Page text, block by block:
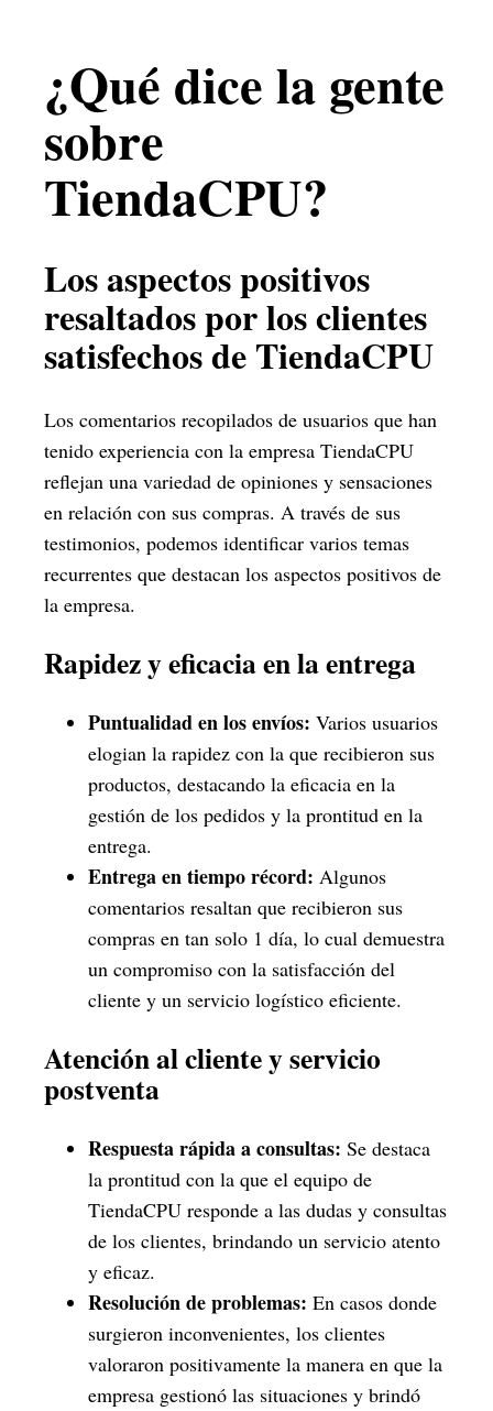
¿Qué dice la gente
sobre
TiendaCPU?
Los aspectos positivos
resaltados por los clientes
satisfechos de TiendaCPU
Los comentarios recopilados de usuarios que han
tenido experiencia con la empresa TiendaCPU
reflejan una variedad de opiniones y sensaciones
en relación con sus compras. A través de sus
testimonios, podemos identificar varios temas
recurrentes que destacan los aspectos positivos de
la empresa.
Rapidez y eficacia en la entrega
Puntualidad en los envíos: Varios usuarios
elogian la rapidez con la que recibieron sus
productos, destacando la eficacia en la
gestión de los pedidos y la prontitud en la
entrega.
Entrega en tiempo récord: Algunos
comentarios resaltan que recibieron sus
compras en tan solo 1 día, lo cual demuestra
un compromiso con la satisfacción del
cliente y un servicio logístico eficiente.
Atención al cliente y servicio
postventa
Respuesta rápida a consultas: Se destaca
la prontitud con la que el equipo de
TiendaCPU responde a las dudas y consultas
de los clientes, brindando un servicio atento
y eficaz.
Resolución de problemas: En casos donde
surgieron inconvenientes, los clientes
valoraron positivamente la manera en que la
empresa gestionó las situaciones y brindó